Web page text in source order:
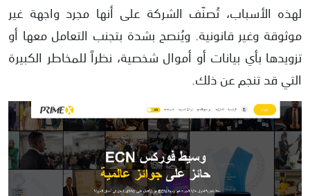
لهذه الأسباب، تُصنّف الشركة على أنها مجرد واجهة غير
موثوقة وغير قانونية. ويُنصح بشدة بتجنب التعامل معها أو
تزويدها بأي بيانات أو أموال شخصية، نظراً للمخاطر الكبيرة
التي قد تنجم عن ذلك.